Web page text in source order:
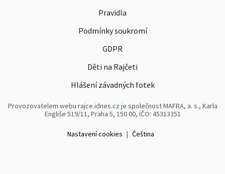
Pravidla
Podmínky soukromí
GDPR
Děti na Rajčeti
Hlášení závadných fotek
Provozovatelem webu rajce.idnes.cz je společnost MAFRA, a. s., Karla
Engliše 519/11, Praha 5, 150 00, IČO: 45313351
Nastavení cookies | Čeština